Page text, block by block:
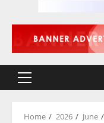
Primary
Home 2026 June